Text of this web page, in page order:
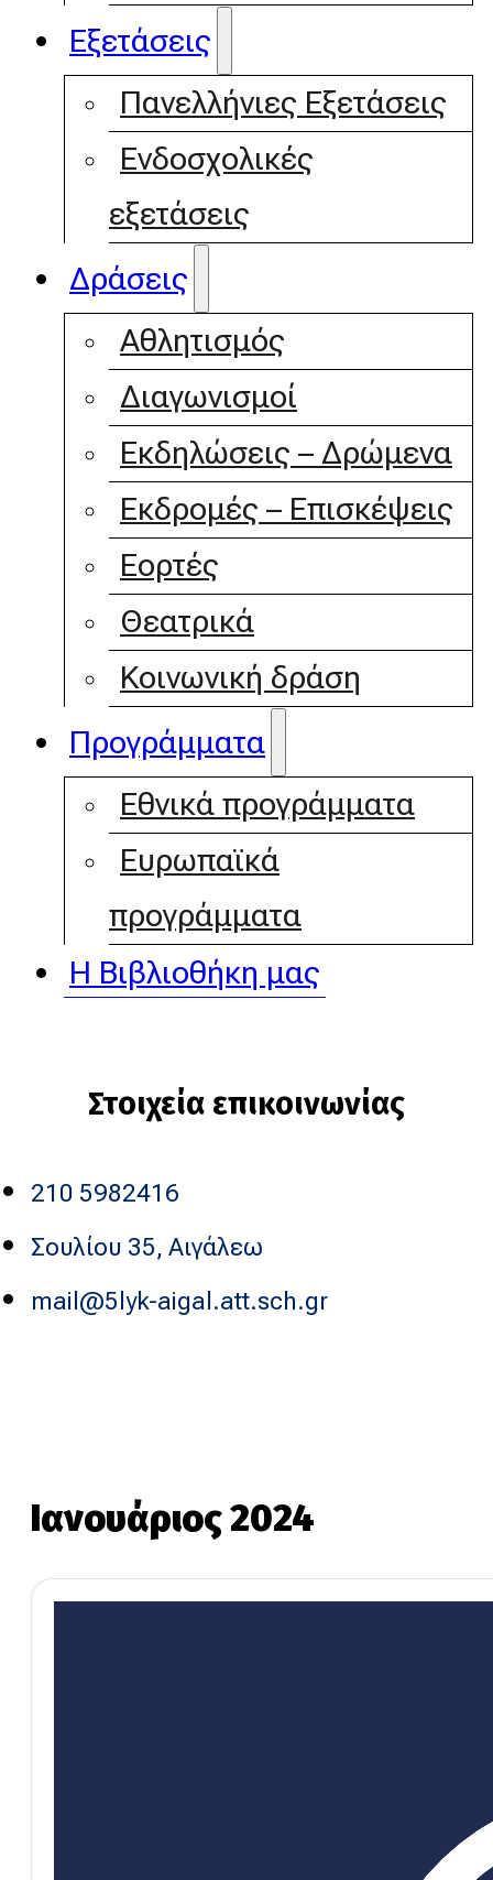
Εξετάσεις
Πανελλήνιες Εξετάσεις
Ενδοσχολικές
εξετάσεις
Δράσεις
Αθλητισμός
Διαγωνισμοί
Εκδηλώσεις – Δρώμενα
Εκδρομές – Επισκέψεις
Εορτές
Θεατρικά
Κοινωνική δράση
Προγράμματα
Εθνικά προγράμματα
Ευρωπαϊκά
προγράμματα
Η Βιβλιοθήκη μας
Στοιχεία επικοινωνίας
210 5982416
Σουλίου 35, Αιγάλεω
mail@5lyk-aigal.att.sch.gr
Ιανουάριος 2024